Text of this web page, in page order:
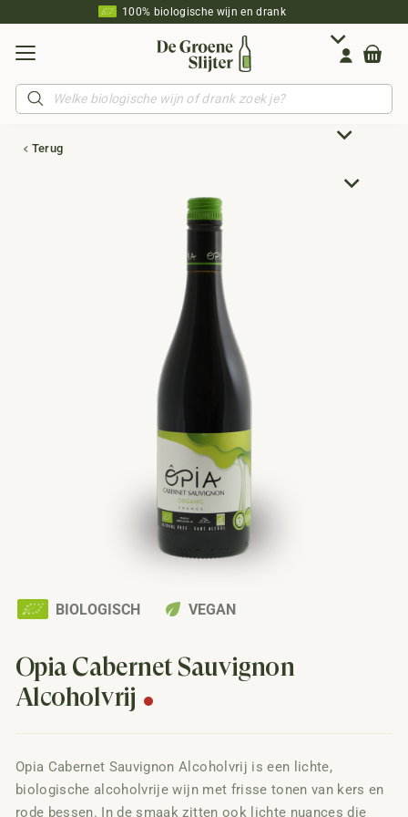
100% biologische wijn en drank
Producten
zoeken
Terug
BIOLOGISCH eco VEGAN
Opia Cabernet Sauvignon
Alcoholvrij
Opia Cabernet Sauvignon Alcoholvrij is een lichte,
biologische alcoholvrije wijn met frisse tonen van kers en
rode bessen. In de smaak zitten ook lichte nuances die